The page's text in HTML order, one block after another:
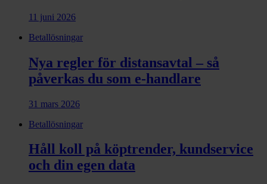
11 juni 2026
Betallösningar
Nya regler för distansavtal – så
påverkas du som e-handlare
31 mars 2026
Betallösningar
Håll koll på köptrender, kundservice
och din egen data